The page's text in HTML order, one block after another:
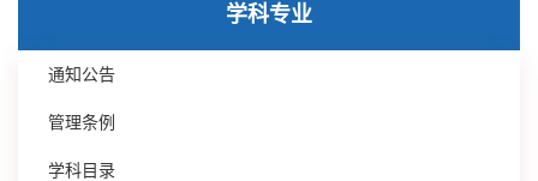
学科专业
通知公告
管理条例
学科目录